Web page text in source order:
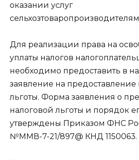
оказании услуг
Для реализации права на
уплаты налогов
необходимо предоставить в
заявление на предоставление
льготы. Форма заявления о
налоговой льготы и порядок
утверждены Приказом ФНС
№ММВ-7-21/897@ КНД 1150063.